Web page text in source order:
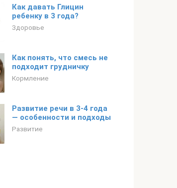
Как давать Глицин
ребенку в 3 года?
Здоровье
Как понять, что смесь не
подходит грудничку
Кормление
Развитие речи в 3-4 года
— особенности и подходы
Развитие